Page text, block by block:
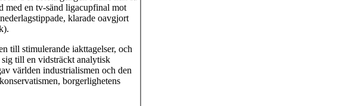
med en tv-sänd ligacupfinal mot
klarade oavgjort
till stimulerande iakttagelser, och
till en vidsträckt analytisk
världen industrialismen och den
borgerlighetens